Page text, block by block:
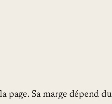
page. Sa marge dépend du